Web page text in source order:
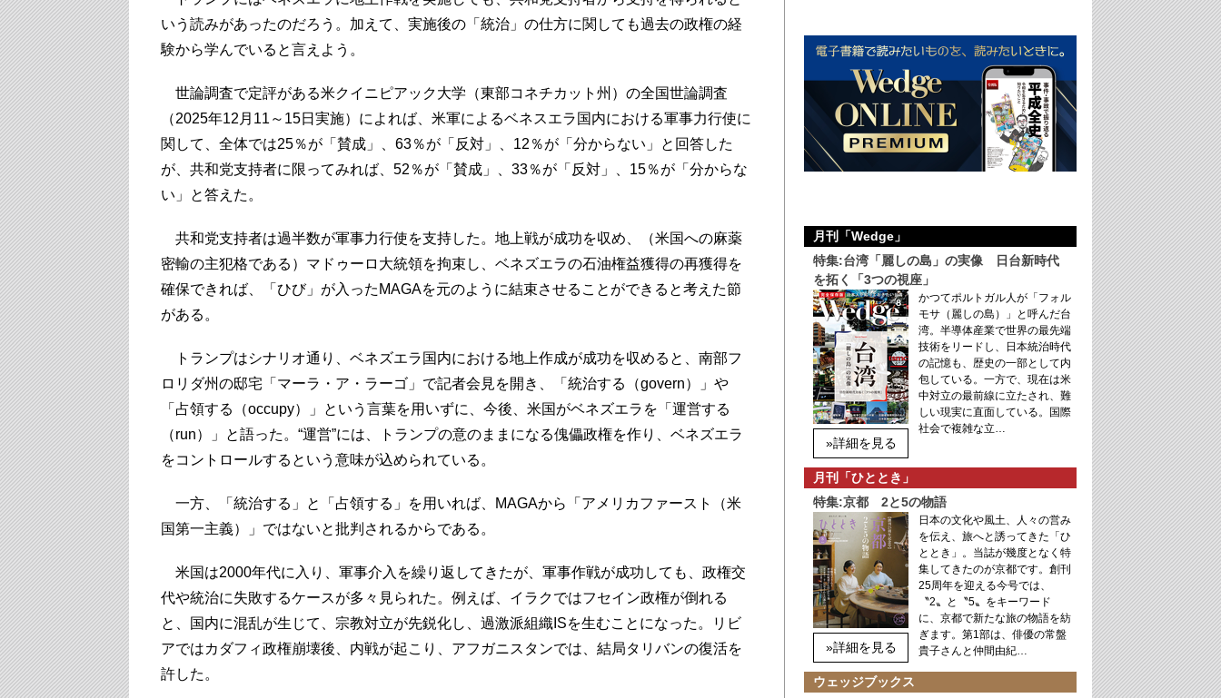
いう読みがあったのだろう。加えて、実施後の「統治」の仕方に関しても過去の政権の経
験から学んでいると言えよう。
世論調査で定評がある米クイニピアック大学（東部コネチカット州）の全国世論調査
（2025年12月11～15日実施）によれば、米軍によるベネスエラ国内における軍事力行使に
関して、全体では25％が「賛成」、63％が「反対」、12％が「分からない」と回答した
が、共和党支持者に限ってみれば、52％が「賛成」、33％が「反対」、15％が「分からな
い」と答えた。
共和党支持者は過半数が軍事力行使を支持した。地上戦が成功を収め、（米国への麻薬
密輸の主犯格である）マドゥーロ大統領を拘束し、ベネズエラの石油権益獲得の再獲得を
確保できれば、「ひび」が入ったMAGAを元のように結束させることができると考えた節
がある。
トランプはシナリオ通り、ベネズエラ国内における地上作成が成功を収めると、南部フ
ロリダ州の邸宅「マーラ・ア・ラーゴ」で記者会見を開き、「統治する（govern）」や
「占領する（occupy）」という言葉を用いずに、今後、米国がベネズエラを「運営する
（run）」と語った。“運営”には、トランプの意のままになる傀儡政権を作り、ベネズエラ
をコントロールするという意味が込められている。
一方、「統治する」と「占領する」を用いれば、MAGAから「アメリカファースト（米
国第一主義）」ではないと批判されるからである。
米国は2000年代に入り、軍事介入を繰り返してきたが、軍事作戦が成功しても、政権交
代や統治に失敗するケースが多々見られた。例えば、イラクではフセイン政権が倒れる
と、国内に混乱が生じて、宗教対立が先鋭化し、過激派組織ISを生むことになった。リビ
アではカダフィ政権崩壊後、内戦が起こり、アフガニスタンでは、結局タリバンの復活を
許した。
月刊「Wedge」
特集:台湾「麗しの島」の実像 日台新時代
を拓く「3つの視座」
»詳細を見る
かつてポルトガル人が「フォル
モサ（麗しの島）」と呼んだ台
湾。半導体産業で世界の最先端
技術をリードし、日本統治時代
の記憶も、歴史の一部として内
包している。一方で、現在は米
中対立の最前線に立たされ、難
しい現実に直面している。国際
社会で複雑な立…
月刊「ひととき」
特集:京都 2と5の物語
»詳細を見る
日本の文化や風土、人々の営み
を伝え、旅へと誘ってきた「ひ
ととき」。当誌が幾度となく特
集してきたのが京都です。創刊
25周年を迎える今号では、
〝2〟と〝5〟をキーワード
に、京都で新たな旅の物語を紡
ぎます。第1部は、俳優の常盤
貴子さんと仲間由紀…
ウェッジブックス